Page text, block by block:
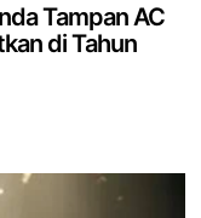
Tampan AC
di Tahun